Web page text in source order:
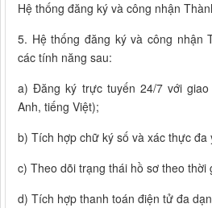
Hệ thống đăng ký và công nhận
5. Hệ thống đăng ký và công nhận
các tính năng sau:
a) Đăng ký trực tuyến 24/7 với
Anh, tiếng Việt);
b) Tích hợp chữ ký số và xác thực đa
c) Theo dõi trạng thái hồ sơ theo thời
d) Tích hợp thanh toán điện tử đa